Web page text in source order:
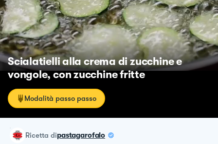
Scialatielli alla crema di zucchine e
vongole, con zucchine fritte
Modalità passo passo
ricetta dipastagarofalo